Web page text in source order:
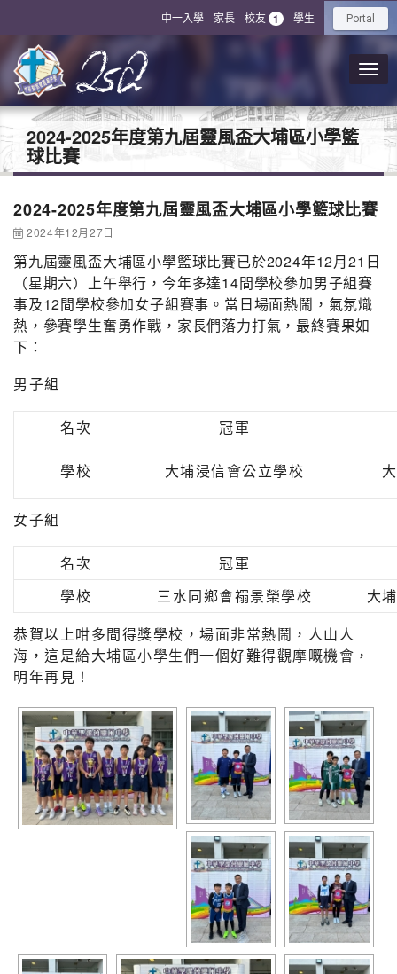
中一入學 家長 校友 1 學生 Portal
2024-2025年度第九屆靈風盃大埔區小學籃
球比賽
2024-2025年度第九屆靈風盃大埔區小學籃球比賽
2024年12月27日
第九屆靈風盃大埔區小學籃球比賽已於2024年12月21日
（星期六）上午舉行，今年多達14間學校參加男子組賽
事及12間學校參加女子組賽事。當日場面熱鬧，氣氛熾
熱，參賽學生奮勇作戰，家長們落力打氣，最終賽果如
下：
男子組
名次 冠軍
學校 大埔浸信會公立學校
女子組
名次
冠軍
學校
三水同鄉會禤景榮學校
大
恭賀以上咁多間得獎學校，場面非常熱鬧，人山人
海，這是給大埔區小學生們一個好難得觀摩嘅機會，
明年再見！